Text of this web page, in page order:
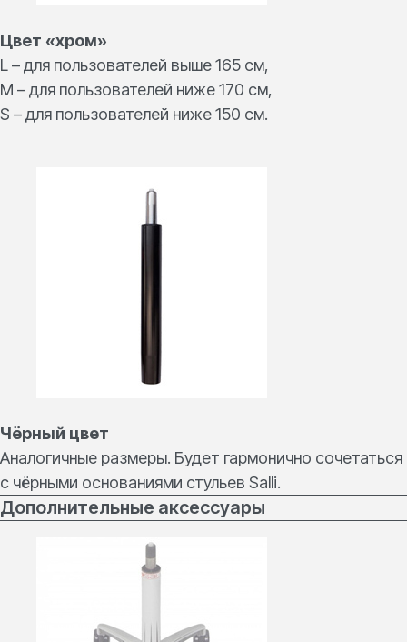
Цвет «хром»
L – для пользователей выше 165 см,
M – для пользователей ниже 170 см,
S – для пользователей ниже 150 см.
Чёрный цвет
Аналогичные размеры. Будет гармонично сочетаться
с чёрными основаниями стульев Salli.
Дополнительные аксессуары